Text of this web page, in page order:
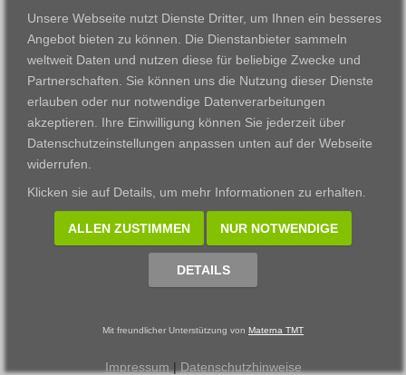
Kontakt
Download
Impressum
Datenschutzerklärung
Frankfurt am Main
Gießen
Kassel
Wiesbaden
Fortbildungszentrum
Zertifikatslehrgänge
Fortbildung
© 2002 - 2026 Materna TMT GmbH, powered by CARUSO
Unsere Webseite nutzt Dienste Dritter, um Ihnen ein besseres
Angebot bieten zu können. Die Dienstanbieter sammeln
weltweit Daten und nutzen diese für beliebige Zwecke und
Partnerschaften. Sie können uns die Nutzung dieser Dienste
erlauben oder nur notwendige Datenverarbeitungen
akzeptieren. Ihre Einwilligung können Sie jederzeit über
Datenschutzeinstellungen anpassen unten auf der Webseite
widerrufen.
Klicken sie auf Details, um mehr Informationen zu erhalten.
ALLEN ZUSTIMMEN NUR NOTWENDIGE
DETAILS
Mit freundlicher Unterstützung von Materna TMT
Impressum | Datenschutzhinweise